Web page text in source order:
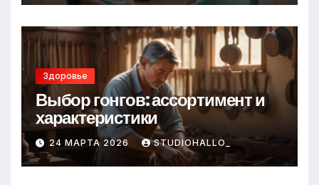
Здоровье
Выбор гонгов: ассортимент и
характеристики
24 МАРТА 2026 STUDIOHALLO_